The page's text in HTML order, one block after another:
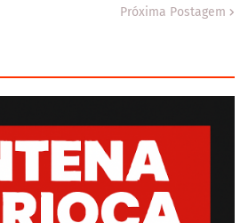
Próxima Postagem